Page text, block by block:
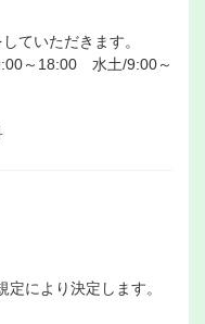
ていただきます。
～18:00 水土/9:00～
により決定します。